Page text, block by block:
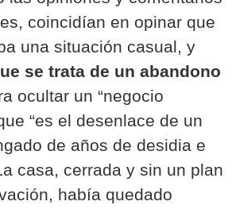
coincidían en opinar que
una situación casual, y
se trata de un abandono
ocultar un “negocio
“es el desenlace de un
de años de desidia e
casa, cerrada y sin un plan
había quedado